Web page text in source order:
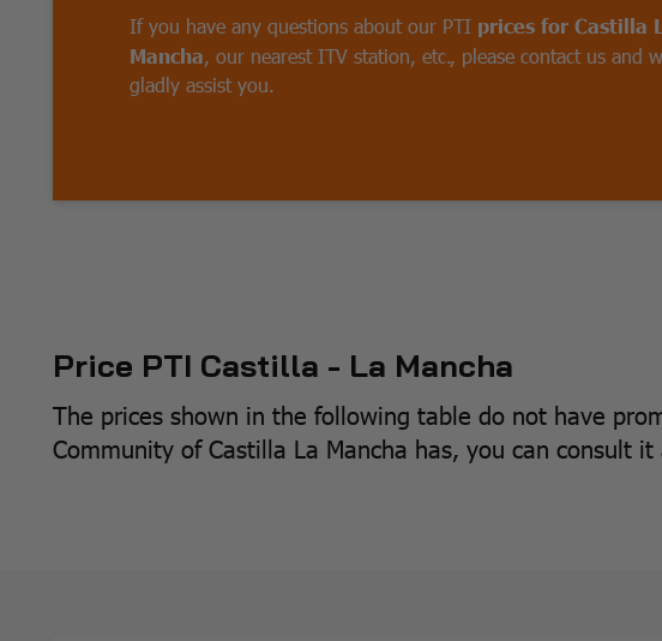
If you have any questions about our PTI prices for Castilla
Mancha, our nearest ITV station, etc., please contact us and
gladly assist you.
Price PTI Castilla - La Mancha
The prices shown in the following table do not have
Community of Castilla La Mancha has, you can consult